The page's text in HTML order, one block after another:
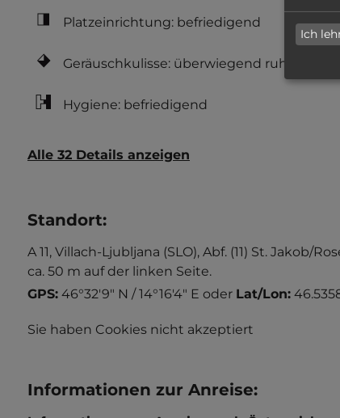
Platzeinrichtung: befriedigend
Geräuschkulisse: überwiegend ruhig
Hygiene: befriedigend
Alle 32 Details anzeigen
Standort:
A 11, Villach-Ljubljana (SLO), Abf. (11) St.
ca. 50 m auf der linken Seite.
GPS: 46°32'9" N / 14°16'4" E oder Lat/Lon:
Sie haben Cookies nicht akzeptiert
Informationen zur Anreise:
Ich